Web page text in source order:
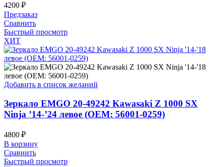
4200 ₽
Предзаказ
Сравнить
Быстрый просмотр
ХИТ
Добавить в список желаний
Зеркало EMGO 20-49242 Kawasaki Z 1000 SX
Ninja ’14-’24 левое (OEM: 56001-0259)
4800 ₽
В корзину
Сравнить
Быстрый просмотр